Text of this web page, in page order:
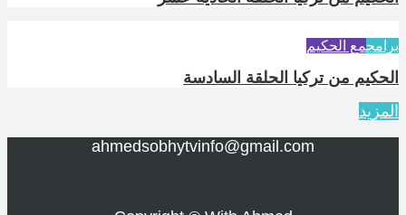
برامجمع الحكيم
الحكيم من تركيا الحلقة السادسة
المزيد
ahmedsobhytvinfo@gmail.com